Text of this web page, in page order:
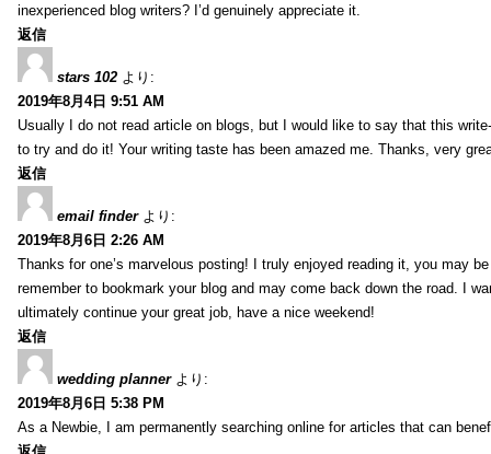
inexperienced blog writers? I’d genuinely appreciate it.
返信
stars 102 より:
2019年8月4日 9:51 AM
Usually I do not read article on blogs, but I would like to say that this
to try and do it! Your writing taste has been amazed me. Thanks, very
返信
email finder より:
2019年8月6日 2:26 AM
Thanks for one’s marvelous posting! I truly enjoyed reading it, you may
remember to bookmark your blog and may come back down the road. I
ultimately continue your great job, have a nice weekend!
返信
wedding planner より:
2019年8月6日 5:38 PM
As a Newbie, I am permanently searching online for articles that can
返信